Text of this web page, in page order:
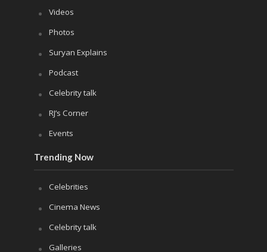
Videos
Photos
Suryan Explains
Podcast
Celebrity talk
RJ’s Corner
Events
Trending Now
Celebrities
Cinema News
Celebrity talk
Galleries